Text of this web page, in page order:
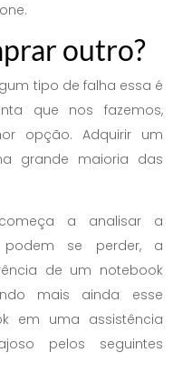
outro?
tipo de falha essa é
que nos fazemos,
opção. Adquirir um
grande maioria das
a analisar a
se perder, a
de um notebook
mais ainda esse
em uma assistência
pelos seguintes